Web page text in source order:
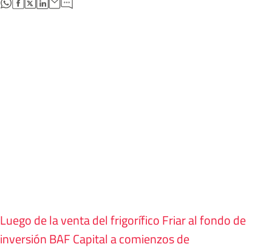
Luego de la venta del frigorífico Friar al fondo de
inversión BAF Capital a comienzos de